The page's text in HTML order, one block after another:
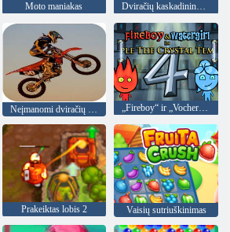
Moto maniakas Dviračių kaskadininkų meistras
„Fireboy“ ir „Vochergirl 4“: „Crystal Temple“
Prakeiktas lobis 2 Vaisių sutriuškinimas